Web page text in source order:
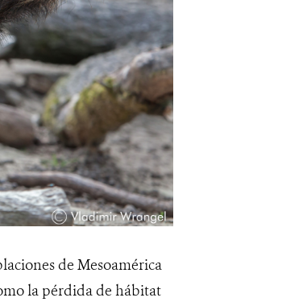
de Mesoamérica
la pérdida de hábitat